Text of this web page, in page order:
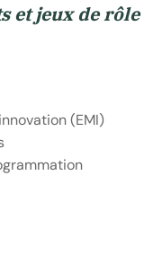
et jeux de rôle
(EMI)